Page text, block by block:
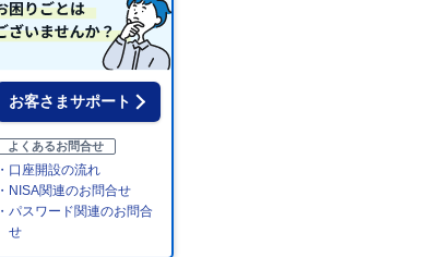
お客さまサポート
よくあるお問合せ
・口座開設の流れ
・NISA関連のお問合せ
・パスワード関連のお問合
せ